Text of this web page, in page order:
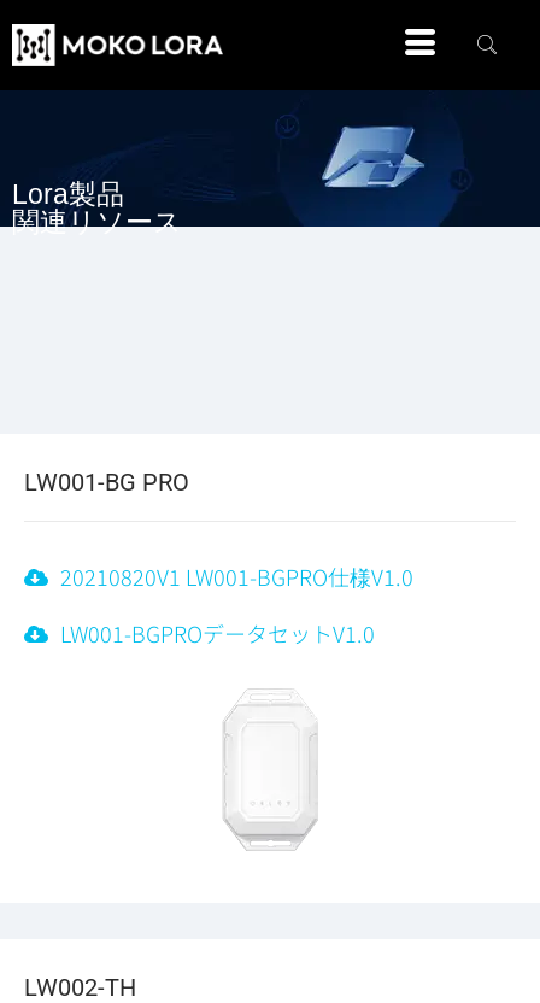
Lora製品
関連リソース
LW001-BG PRO
20210820V1 LW001-BGPRO仕様V1.0
LW001-BGPROデータセットV1.0
LW002-TH